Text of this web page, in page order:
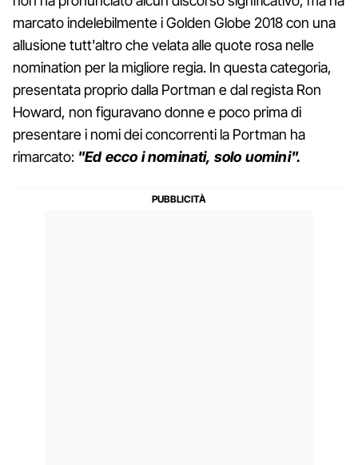
marcato indelebilmente i Golden Globe 2018 con una
allusione tutt'altro che velata alle quote rosa nelle
nomination per la migliore regia. In questa categoria,
presentata proprio dalla Portman e dal regista Ron
Howard, non figuravano donne e poco prima di
presentare i nomi dei concorrenti la Portman ha
rimarcato: "Ed ecco i nominati, solo uomini".